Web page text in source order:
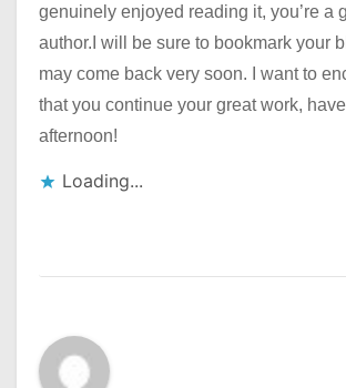
genuinely enjoyed reading it, you’re a
author.I will be sure to bookmark your
may come back very soon. I want to
that you continue your great work,
afternoon!
Loading...